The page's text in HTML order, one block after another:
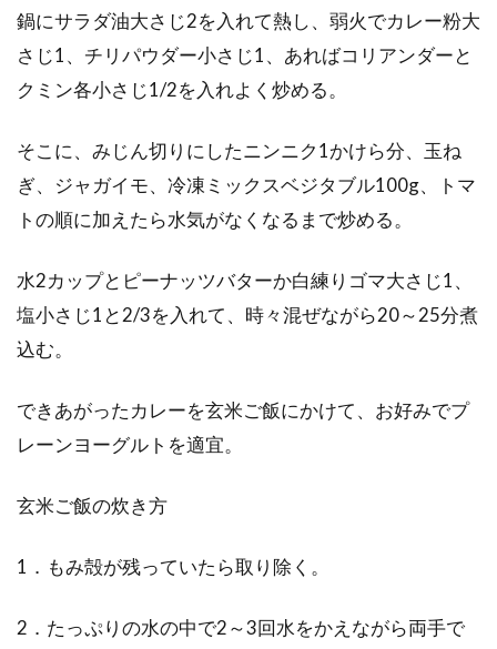
鍋にサラダ油大さじ2を入れて熱し、弱火でカレー粉大
さじ1、チリパウダー小さじ1、あればコリアンダーと
クミン各小さじ1/2を入れよく炒める。
そこに、みじん切りにしたニンニク1かけら分、玉ね
ぎ、ジャガイモ、冷凍ミックスベジタブル100g、トマ
トの順に加えたら水気がなくなるまで炒める。
水2カップとピーナッツバターか白練りゴマ大さじ1、
塩小さじ1と2/3を入れて、時々混ぜながら20～25分煮
込む。
できあがったカレーを玄米ご飯にかけて、お好みでプ
レーンヨーグルトを適宜。
玄米ご飯の炊き方
1．もみ殻が残っていたら取り除く。
2．たっぷりの水の中で2～3回水をかえながら両手で